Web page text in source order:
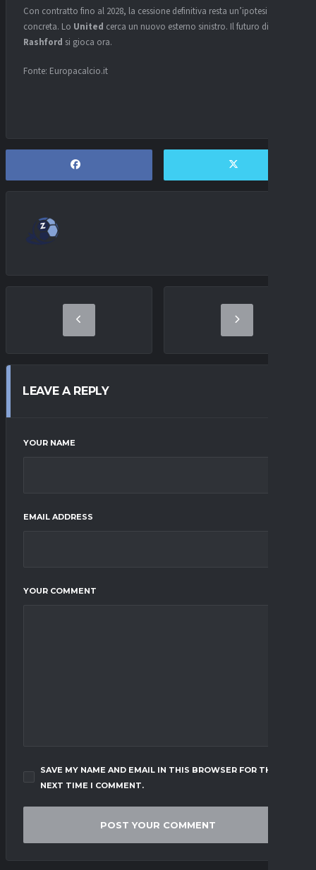
Con contratto fino al 2028, la cessione definitiva resta un’ipotesi
concreta. Lo United cerca un nuovo esterno sinistro. Il futuro di
Rashford si gioca ora.
Fonte: Europacalcio.it
LEAVE A REPLY
YOUR NAME
EMAIL ADDRESS
YOUR COMMENT
SAVE MY NAME AND EMAIL IN THIS BROWSER FOR THE
NEXT TIME I COMMENT.